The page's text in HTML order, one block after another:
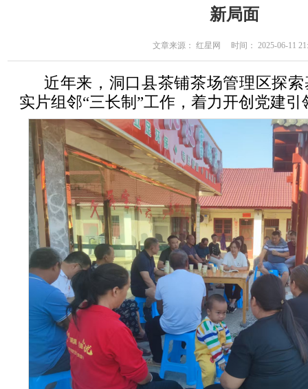
新局面
文章来源： 红星网 时间： 2025-06-11
近年来，洞口县茶铺茶场管理区探
实片组邻“三长制”工作，着力开创党建